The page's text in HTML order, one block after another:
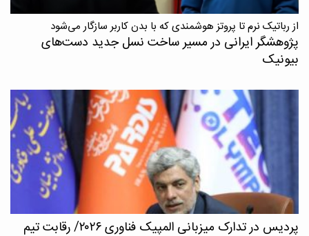
از رباتیک نرم تا پروتز هوشمندی که با بدن کاربر سازگار می‌شود
پژوهشگر ایرانی در مسیر ساخت نسل جدید دست‌های
بیونیک
پردیس در تدارک میزبانی المپیک فناوری ۲۰۲۶/ رقابت تیم